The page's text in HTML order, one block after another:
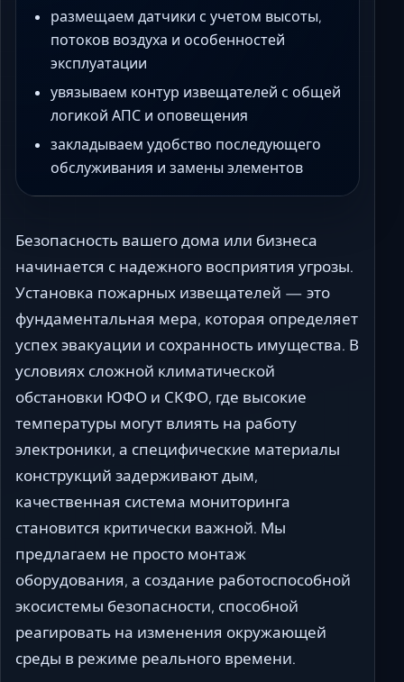
размещаем датчики с учетом высоты,
потоков воздуха и особенностей
эксплуатации
увязываем контур извещателей с общей
логикой АПС и оповещения
закладываем удобство последующего
обслуживания и замены элементов
Безопасность вашего дома или бизнеса
начинается с надежного восприятия угрозы.
Установка пожарных извещателей — это
фундаментальная мера, которая определяет
успех эвакуации и сохранность имущества. В
условиях сложной климатической
обстановки ЮФО и СКФО, где высокие
температуры могут влиять на работу
электроники, а специфические материалы
конструкций задерживают дым,
качественная система мониторинга
становится критически важной. Мы
предлагаем не просто монтаж
оборудования, а создание работоспособной
экосистемы безопасности, способной
реагировать на изменения окружающей
среды в режиме реального времени.